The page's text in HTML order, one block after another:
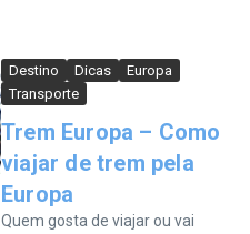
Destino Dicas
Europa
Transporte
Trem Europa – Como
viajar de trem pela
Europa
Quem gosta de viajar ou vai